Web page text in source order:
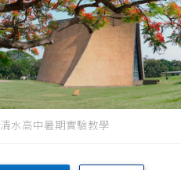
清水高中暑期實驗教學